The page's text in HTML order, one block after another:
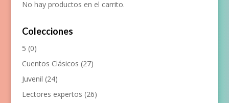
No hay productos en el carrito.
Colecciones
5 (0)
Cuentos Clásicos (27)
Juvenil (24)
Lectores expertos (26)